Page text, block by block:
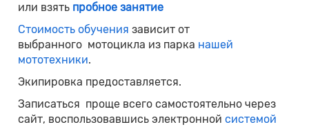
или взять пробное занятие
Стоимость обучения зависит от
выбранного мотоцикла из парка нашей
мототехники.
Экипировка предоставляется.
Записаться проще всего самостоятельно через
сайт, воспользовавшись электроннойсистемой